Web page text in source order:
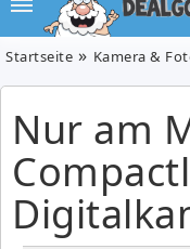
Startseite Kamera &
Nur am